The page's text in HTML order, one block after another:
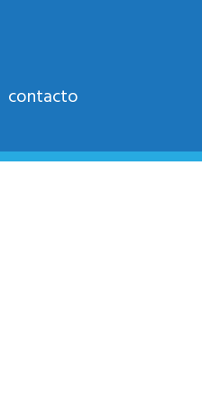
contacto